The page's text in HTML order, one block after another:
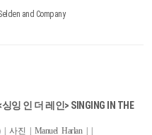
and Company
잉 인 더 레인> SINGING IN THE
사진 | Manuel Harlan | |